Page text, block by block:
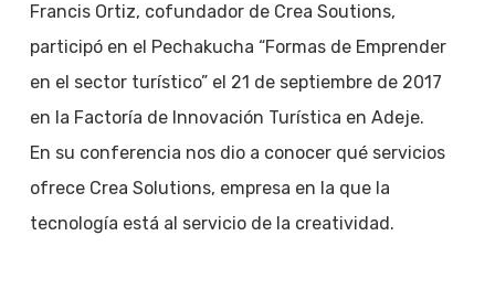
Francis Ortiz, cofundador de Crea Soutions,
participó en el Pechakucha “Formas de Emprender
en el sector turístico” el 21 de septiembre de 2017
en la Factoría de Innovación Turí­stica en Adeje.
En su conferencia nos dio a conocer qué servicios
ofrece Crea Solutions, empresa en la que la
tecnología está al servicio de la creatividad.